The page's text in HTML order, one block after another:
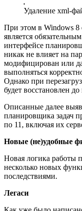
Удаление xml-
При этом в Windows 8
является
интерфейсе
никак не влияет на
модифицирован или
выполняться
Однако при
будет восстановлен
Описанные далее
планировщика задач
по 11, включая их
Новые (не)удобные
Новая логика работы
несколько новых
последствиями.
Легаси